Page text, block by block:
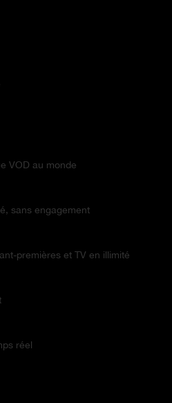
VOD au monde
sans engagement
premières et TV en illimité
réel